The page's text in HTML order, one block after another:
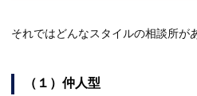
それではどんなスタイルの相談所が
（１）仲人型